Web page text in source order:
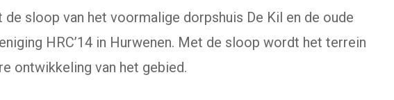
sloop van het voormalige dorpshuis De Kil en de oude
HRC’14 in Hurwenen. Met de sloop wordt het terrein
ontwikkeling van het gebied.